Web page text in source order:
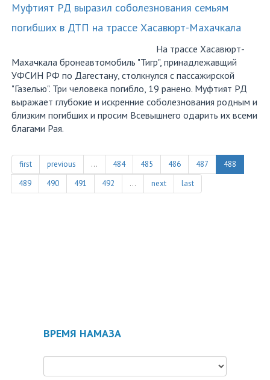
Муфтият РД выразил соболезнования семьям
погибших в ДТП на трассе Хасавюрт-Махачкала
На трассе Хасавюрт-
Махачкала бронеавтомобиль "Тигр", принадлежавщий
УФСИН РФ по Дагестану, столкнулся с пассажирской
"Газелью". Три человека погибло, 19 ранено. Муфтият РД
выражает глубокие и искренние соболезнования родным и
близким погибших и просим Всевышнего одарить их всеми
благами Рая.
first previous … 484 485 486 487
488
489
490 491 492 … next last
ВРЕМЯ НАМАЗА